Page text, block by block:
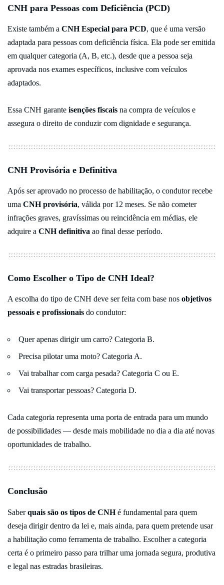
CNH para Pessoas com Deficiência (PCD)
Existe também a CNH Especial para PCD, que é uma versão
adaptada para pessoas com deficiência física. Ela pode ser emitida
em qualquer categoria (A, B, etc.), desde que a pessoa seja
aprovada nos exames específicos, inclusive com veículos
adaptados.
Essa CNH garante isenções fiscais na compra de veículos e
assegura o direito de conduzir com dignidade e segurança.
CNH Provisória e Definitiva
Após ser aprovado no processo de habilitação, o condutor recebe
uma CNH provisória, válida por 12 meses. Se não cometer
infrações graves, gravíssimas ou reincidência em médias, ele
adquire a CNH definitiva ao final desse período.
Como Escolher o Tipo de CNH Ideal?
A escolha do tipo de CNH deve ser feita com base nos objetivos
pessoais e profissionais do condutor:
Quer apenas dirigir um carro? Categoria B.
Precisa pilotar uma moto? Categoria A.
Vai trabalhar com carga pesada? Categoria C ou E.
Vai transportar pessoas? Categoria D.
Cada categoria representa uma porta de entrada para um mundo
de possibilidades — desde mais mobilidade no dia a dia até novas
oportunidades de trabalho.
Conclusão
Saberquais são os tipos de CNHé fundamental para quem
deseja dirigir dentro da lei e, mais ainda, para quem pretende usar
a habilitação como ferramenta de trabalho. Escolher a categoria
certa é o primeiro passo para trilhar uma jornada segura, produtiva
e legal nas estradas brasileiras.